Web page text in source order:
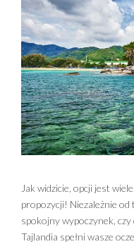
Jak widzicie, opcji jest
propozycji! Niezależnie od
spokojny wypoczynek, czy
Tajlandia spełni wasze